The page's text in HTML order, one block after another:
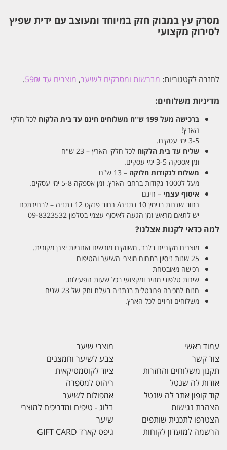
במבוק
חזק
במיוחד
ומעוצב
שפיץ
מקצועי
מסרק עץ במבוק חזק במיוחד ומעוצב עם ידית שפיץ
לסירוק מקצועי
לחזרה לקטגוריות: מברשות ומסרקים לשיער, מוצרים עד 59₪
.
מדיניות משלוחים:
ברכישה מעל 199 ש"ח משלוחים חינם עד בית הלקוח לכל חלקי
הארץ!
3-5 ימי עסקים.
שליח עד בית הלקוח לכל חלקי הארץ – 23 ש"ח
זמן אספקה 3-5 ימי עסקים.
משלוח לנקודות חלוקה – 13 ש"ח
מעל ל1000 נקודות ברחבי הארץ. זמן אספקה 5-8 ימי עסקים.
איסוף עצמי – חינם
רחוב שדרות בנימין 10 נתניה/ רחוב פנקס 12 נתניה – לבחירתכם
יש לתאם מראש זמן הגעה לאיסוף עצמי בטלפון 09-8323532
למה כדאי לקנות אצלנו?
מוצרים מקוריים בלבד. משווקים מורשים ואחריות יצרן מקורית.
25 שנות ניסיון בתחום מוצרי השיער והטיפוח
רכישה מאובטחת
שירות טלפוני מהיר ומקצועי בכל שעות הפעילות.
חנות למכירה פרונטלית בנתניה בעלת ותק של 23 שנים
משלוחים זריזים לכל הארץ.
עמוד ראשי
צור קשר
תקנון משלוחים והחזרות
אודות לה שנטל
קוד קופון אתר לה שנטל
הצהרת נגישות
הצטרפו לתכנית שותפים
הרשמה למועדון לקוחות
מוצרי שיער
צבע לשיער וחמצנים
ציוד לקוסמטיקאית
ריהוט למספרה
אמפולות לשיער
בלוג - טיפים ומדריכים למוצרי
שיער
גיפט קארד GIFT CARD